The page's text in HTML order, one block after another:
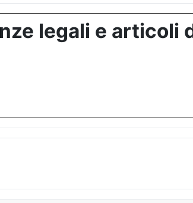
legali e articoli